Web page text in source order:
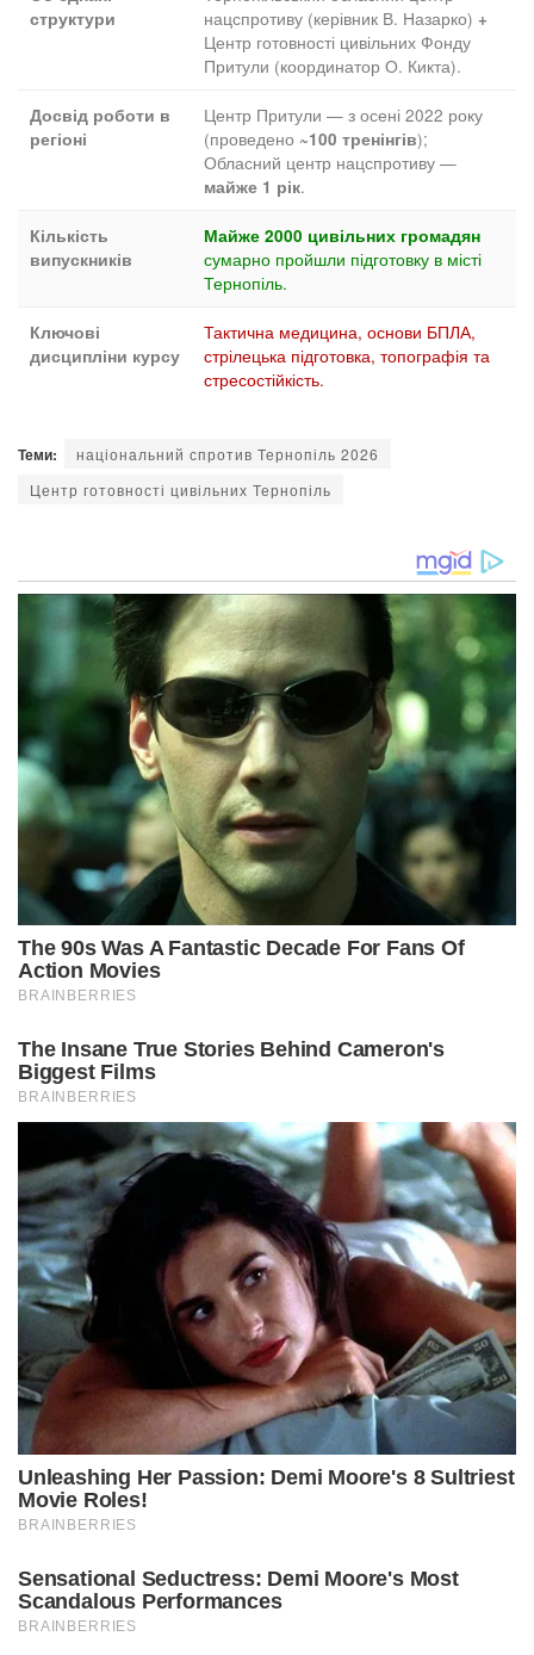
структури
нацспротиву (керівник В. Назарко) +
Центр готовності цивільних Фонду
Притули (координатор О. Кикта).
Досвід роботи в
регіоні
Центр Притули — з осені 2022 року
(проведено ~100 тренінгів);
Обласний центр нацспротиву —
майже 1 рік.
Кількість
випускників
Майже 2000 цивільних громадян
сумарно пройшли підготовку в місті
Тернопіль.
Ключові
дисципліни курсу
Тактична медицина, основи БПЛА,
стрілецька підготовка, топографія та
стресостійкість.
Теми:
національний спротив Тернопіль 2026
Центр готовності цивільних Тернопіль